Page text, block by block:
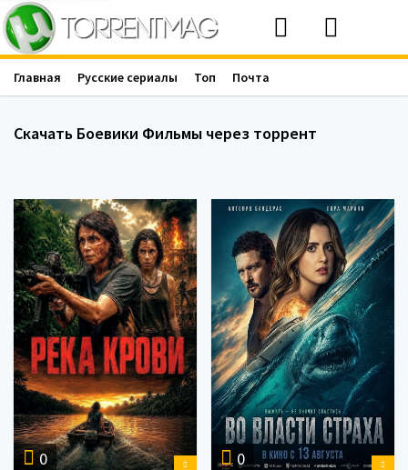
Скачать Боевики Фильмы через торрент
0 0
Главная Русские сериалы Топ Почта